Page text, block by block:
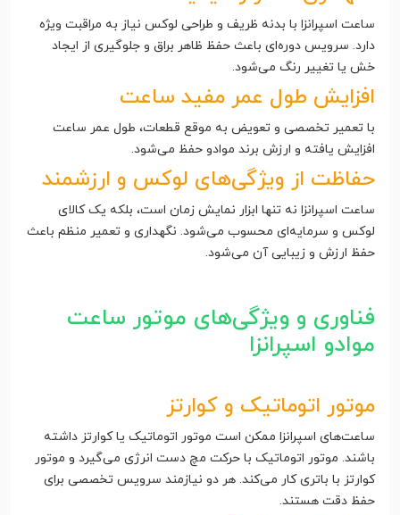
ساعت اسپرانزا با بدنه ظریف و طراحی لوکس نیاز به مراقبت ویژه
دارد. سرویس دوره‌ای باعث حفظ ظاهر براق و جلوگیری از ایجاد
خش یا تغییر رنگ می‌شود.
افزایش طول عمر مفید ساعت
با تعمیر تخصصی و تعویض به موقع قطعات، طول عمر ساعت
افزایش یافته و ارزش برند موادو حفظ می‌شود.
حفاظت از ویژگی‌های لوکس و ارزشمند
ساعت اسپرانزا نه تنها ابزار نمایش زمان است، بلکه یک کالای
لوکس و سرمایه‌ای محسوب می‌شود. نگهداری و تعمیر منظم باعث
حفظ ارزش و زیبایی آن می‌شود.
فناوری و ویژگی‌های موتور ساعت
موادو اسپرانزا
موتور اتوماتیک و کوارتز
ساعت‌های اسپرانزا ممکن است موتور اتوماتیک یا کوارتز داشته
باشند. موتور اتوماتیک با حرکت مچ دست انرژی می‌گیرد و موتور
کوارتز با باتری کار می‌کند. هر دو نیازمند سرویس تخصصی برای
حفظ دقت هستند.